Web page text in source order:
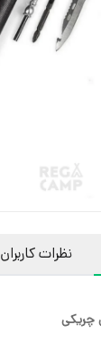
نظرات کاربران
چریکی